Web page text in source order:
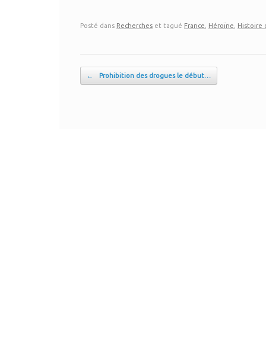
Posté dans Recherches et tagué France Héroïne Histoire
Post navigation
← Prohibition des drogues le début…